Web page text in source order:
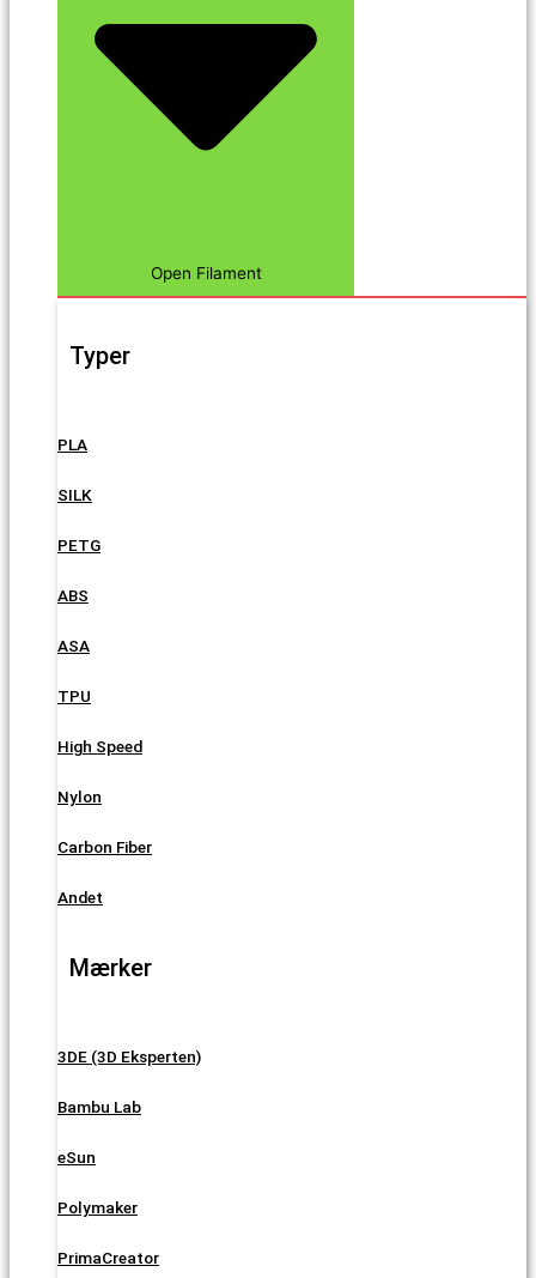
Open Filament
Typer
PLA
SILK
PETG
ABS
ASA
TPU
High Speed
Nylon
Carbon Fiber
Andet
Mærker
3DE (3D Eksperten)
Bambu Lab
eSun
Polymaker
PrimaCreator